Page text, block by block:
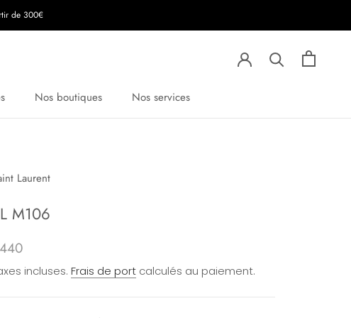
de 300€
Nos boutiques Nos services
Laurent
M106
incluses. Frais de port calculés au paiement.